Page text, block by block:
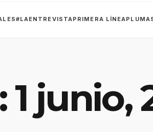
#LAENTREVISTAPRIMERA LÍNEA
1 junio,